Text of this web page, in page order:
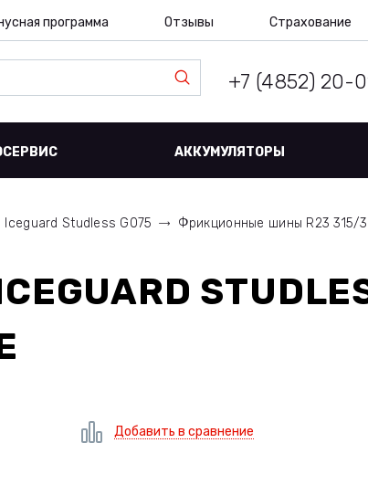
программа Отзывы Страхование
+7 (4852) 20-
АККУМУЛЯТОРЫ
Iceguard Studless G075 Фрикционные шины R23 315/
Добавить в сравнение